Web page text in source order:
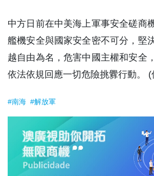
相關新聞
解放軍海軍